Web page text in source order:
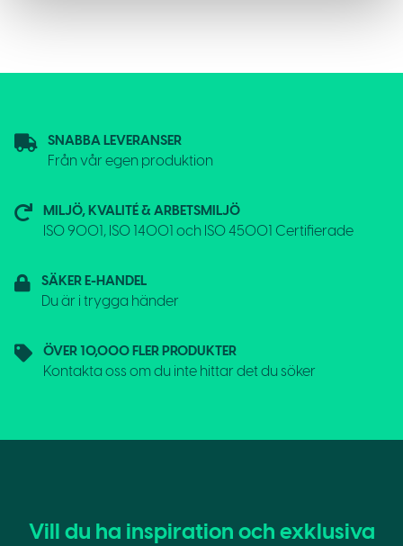
SNABBA LEVERANSER
Från vår egen produktion
MILJÖ, KVALITÉ & ARBETSMILJÖ
ISO 9001, ISO 14001 och ISO 45001 Certifierade
SÄKER E-HANDEL
Du är i trygga händer
ÖVER 10,000 FLER PRODUKTER
Kontakta oss om du inte hittar det du söker
Vill du ha inspiration och exklusiva